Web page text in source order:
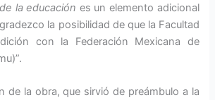
la educación es un elemento adicional
la posibilidad de que la Facultad
con la Federación Mexicana de
de la obra, que sirvió de preámbulo a la